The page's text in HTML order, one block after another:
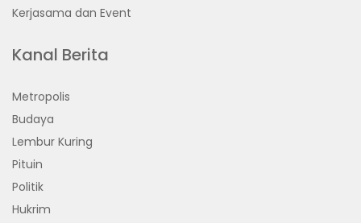
Kerjasama dan Event
Kanal Berita
Metropolis
Budaya
Lembur Kuring
Pituin
Politik
Hukrim